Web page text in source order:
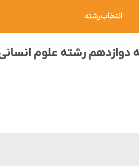
انتخاب رشته